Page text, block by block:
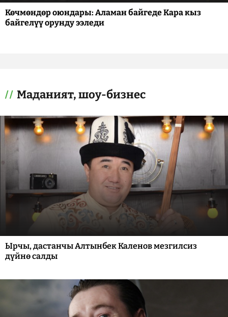
Көчмөндөр оюндары: Аламан байгеде Кара кыз
байгелүү орунду ээледи
Маданият, шоу-бизнес
Ырчы, дастанчы Алтынбек Каленов мезгилсиз
дүйнө салды